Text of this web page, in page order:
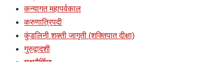
कन्यागत महापर्वकाल
करुणात्रिपदी
कुंडलिनी शक्ती जागृती (शक्तिपात दीक्षा)
गुरुद्वादशी